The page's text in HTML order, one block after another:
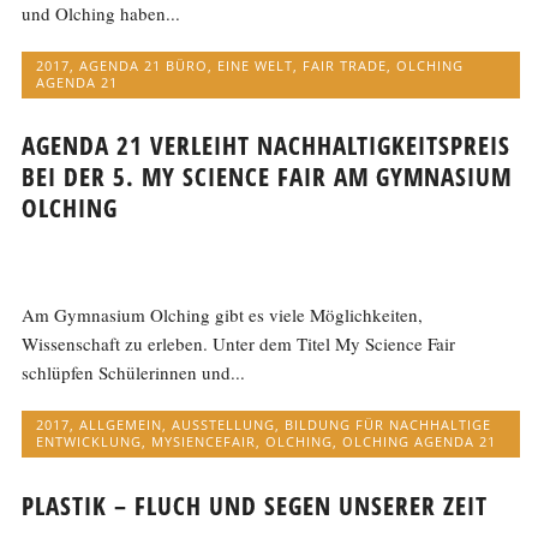
und Olching haben...
2017,AGENDA 21 BÜRO, EINE WELT, FAIR TRADE,OLCHING
AGENDA 21
AGENDA 21 VERLEIHT NACHHALTIGKEITSPREIS
BEI DER 5. MY SCIENCE FAIR AM GYMNASIUM
OLCHING
Am Gymnasium Olching gibt es viele Möglichkeiten,
Wissenschaft zu erleben. Unter dem Titel My Science Fair
schlüpfen Schülerinnen und...
2017,ALLGEMEIN,AUSSTELLUNG, BILDUNG FÜR NACHHALTIGE
ENTWICKLUNG, MYSIENCEFAIR,OLCHING,OLCHING AGENDA 21
PLASTIK – FLUCH UND SEGEN UNSERER ZEIT